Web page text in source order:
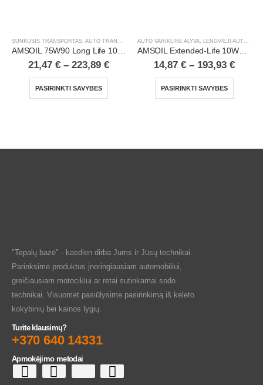
SUNKUSIS TRANSPORTAS, AUTO TRANSMISINĖ ALYVA ,H/D TRANSMISINĖ ALYVA, LENGVIEJI
AMSOIL 75W90 Long Life 100% Synthetic Gear Lube
21,47 € – 223,89 €
PASIRINKTI SAVYBES
AUTO VARIKLINĖ ALYVA, LENGVIEJI AUTOMOBILIAI
AMSOIL Extended-Life 10W30 100% Synthetic Motor Oil
14,87 € – 193,93 €
PASIRINKTI SAVYBES
"Tepalų bazė" - kasdien dirba Jums ir Jūsų technikai.
Parinksime produktus įnoringiausiam automobiliui,
greičiausiam motociklui ar retai sutinkamai sodo
technikai. Visuomet pasiūlysime pasirinkimą iš keleto
kokybinių bei kainos lygių.
Turite klausimų?
+370 640 14331
Apmokėjimo metodai